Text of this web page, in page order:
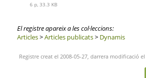
6 p, 33.3 KB
El registre apareix a les col·leccions:
Articles>Articles publicats> Dynamis
Registre creat el 2008-05-27, darrera modificació el